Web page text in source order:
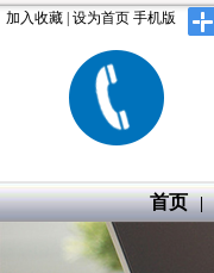
加入收藏 设为首页 手机版
首页 |